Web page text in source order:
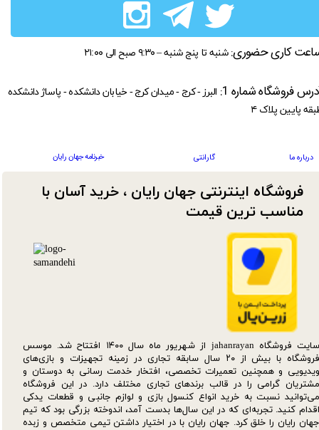
سایت فروشگاه jahanrayan از شهریور ماه سال ۱۴۰۰ افتتاح شد. موسس
فروشگاه با بیش از ۲۰ سال سابقه تجاری در زمینه تجهیزات و بازی‌های
ویدیویی و همچنین تعمیرات تخصصی، افتخار خدمت رسانی به دوستان و
مشتریان گرامی را در قالب برندهای تجاری مختلف دارد. در این فروشگاه
می‌توانید نسبت به خرید انواع کنسول بازی و لوازم جانبی و قطعات یدکی‌
اقدام کنید. تجربه‌ای که در این سال‌ها بدست آمد، اندوخته بزرگی بود که تیم
جهان رایان را خلق کرد. جهان رایان با در اختیار داشتن تیمی متخصص و زبده
فروشگاه اینترنتی جهان رایان ، خرید آسان با
مناسب ترین قیمت​​​​​​​
کاری حضوری: شنبه تا پنج شنبه – ۹:۳۰ صبح الی ۲۱:۰۰
درباره ما گارانتی خبرنامه جهان رایان
فروشگاه شماره 1:
البرز - کرج - میدان کرج - خیابان دانشکده - پاساژ دانشکده
پایین پلاک ۴